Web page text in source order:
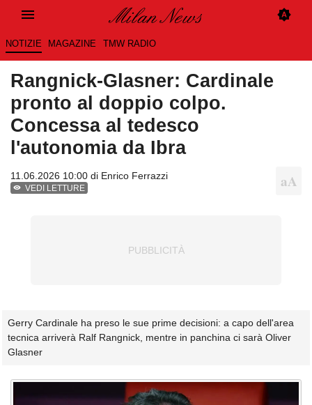
NOTIZIE MAGAZINE TMW RADIO
Rangnick-Glasner: Cardinale
pronto al doppio colpo.
Concessa al tedesco
l'autonomia da Ibra
11.06.2026 10:00 di Enrico Ferrazzi
VEDI LETTURE
Gerry Cardinale ha preso le sue prime decisioni: a capo dell'area
tecnica arriverà Ralf Rangnick, mentre in panchina ci sarà Oliver
Glasner